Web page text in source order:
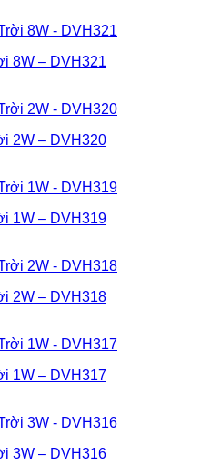
8W – DVH321
2W – DVH320
1W – DVH319
2W – DVH318
1W – DVH317
3W – DVH316